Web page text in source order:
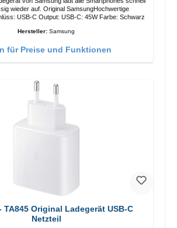
SamsungHochwertige
USB-C Output: USB-C: 45W Farbe: Schwarz
Hersteller: Samsung
für Preise und Funktionen
TA845 Original Ladegerät USB-C
Netzteil